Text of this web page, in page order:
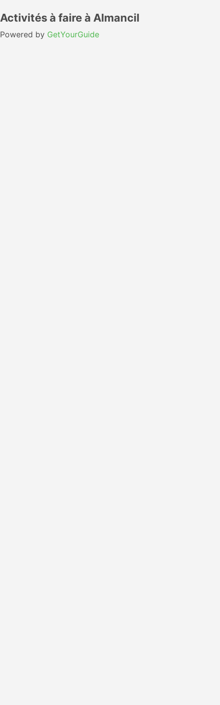
Activités à faire à Almancil
Powered by GetYourGuide